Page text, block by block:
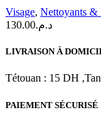
250
ML
Visage, Nettoyants &
د.م.130.00
LIVRAISON À
Tétouan : 15 DH
PAIEMENT SÉCURISÉ